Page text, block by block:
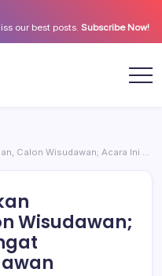
our best posts. Subscribe Now!
Acara Ini yang Sangat Dibutuhkan Wisudawan
Wisudawan;